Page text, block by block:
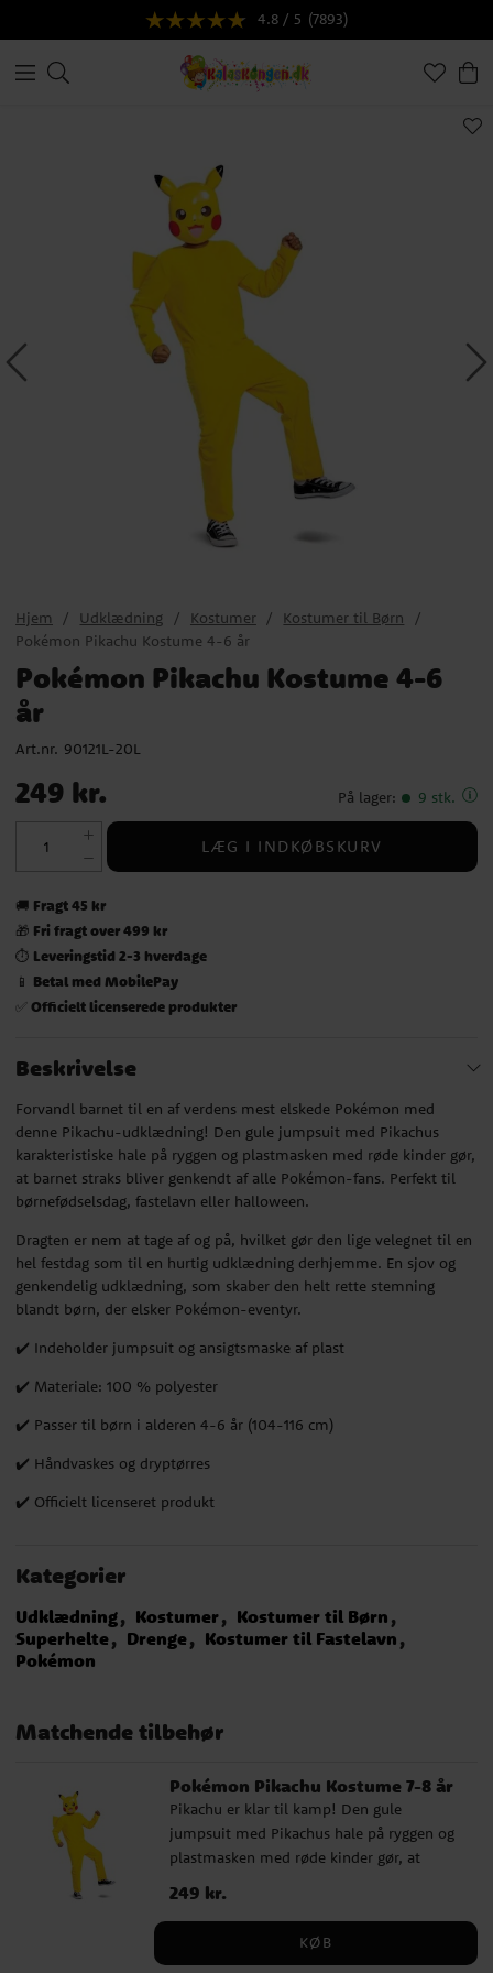
4.8 / 5 (7893)
Hjem Udklædning Kostumer
Kostumer til Børn
Pokémon Pikachu Kostume 4-6 år
Pokémon Pikachu Kostume 4-6
år
Art.nr. 90121L-20L
Pris:249 kr.
249 kr. På lager: 9 stk.
LÆG I INDKØBSKURV
🚚 Fragt 45 kr
🎁 Fri fragt over 499 kr
⏱️ Leveringstid 2-3 hverdage
📱 Betal med MobilePay
✅ Officielt licenserede produkter
Beskrivelse
Forvandl barnet til en af verdens mest elskede Pokémon med
denne Pikachu-udklædning! Den gule jumpsuit med Pikachus
karakteristiske hale på ryggen og plastmasken med røde kinder gør,
at barnet straks bliver genkendt af alle Pokémon-fans. Perfekt til
børnefødselsdag, fastelavn eller halloween.
Dragten er nem at tage af og på, hvilket gør den lige velegnet til en
hel festdag som til en hurtig udklædning derhjemme. En sjov og
genkendelig udklædning, som skaber den helt rette stemning
blandt børn, der elsker Pokémon-eventyr.
✔️ Indeholder jumpsuit og ansigtsmaske af plast
✔️ Materiale: 100 % polyester
✔️ Passer til børn i alderen 4-6 år (104-116 cm)
✔️ Håndvaskes og dryptørres
✔️ Officielt licenseret produkt
Kategorier
Udklædning Kostumer
Kostumer til Børn
Superhelte
Drenge
Kostumer til Fastelavn
Pokémon
Matchende tilbehør
Pokémon Pikachu Kostume 7-8 år
Pikachu er klar til kamp! Den gule
jumpsuit med Pikachus hale på ryggen og
plastmasken med røde kinder gør, at
barnet straks bliver genkendt af alle
Pokémon-fans. Perfekt til fastelavn,
fødselsdag. Dragten er nem at tage af og
Pris: 249 kr.
249 kr.
KØB